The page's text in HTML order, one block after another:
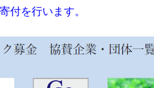
付を行います。